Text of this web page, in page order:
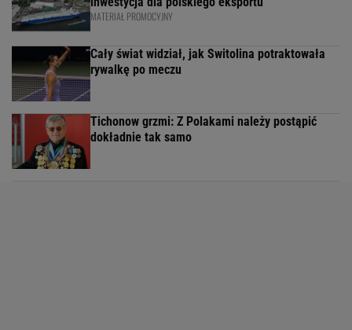
MATERIAŁ PROMOCYJNY
Cały świat widział, jak Switolina potraktowała
rywalkę po meczu
Tichonow grzmi: Z Polakami należy postąpić
dokładnie tak samo